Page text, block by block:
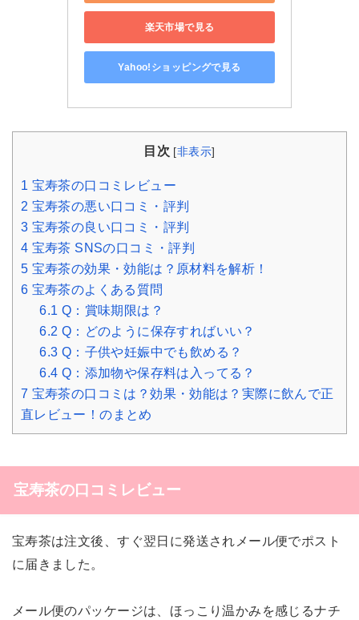
楽天市場で見る
Yahoo!ショッピングで見る
目次 [非表示]
1 宝寿茶の口コミレビュー
2 宝寿茶の悪い口コミ・評判
3 宝寿茶の良い口コミ・評判
4 宝寿茶 SNSの口コミ・評判
5 宝寿茶の効果・効能は？原材料を解析！
6 宝寿茶のよくある質問
6.1 Q：賞味期限は？
6.2 Q：どのように保存すればいい？
6.3 Q：子供や妊娠中でも飲める？
6.4 Q：添加物や保存料は入ってる？
7 宝寿茶の口コミは？効果・効能は？実際に飲んで正
直レビュー！のまとめ
宝寿茶の口コミレビュー
宝寿茶は注文後、すぐ翌日に発送されメール便でポスト
に届きました。
メール便のパッケージは、ほっこり温かみを感じるナチ